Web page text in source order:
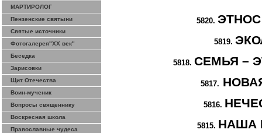
МАРТИРОЛОГ
Пензенские святыни
Святые источники
Фотогалерея"ХХ век"
Беседка
Зарисовки
Щит Отечества
Воин-мученик
Вопросы священнику
Воскресная школа
Православные чудеса
5820.
5819.
5818. СЕМЬЯ –
5817.
5816.
5815. НАША